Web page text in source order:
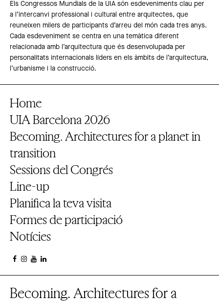
Els Congressos Mundials de la UIA són esdeveniments clau per
a l’intercanvi professional i cultural entre arquitectes, que
reuneixen milers de participants d’arreu del món cada tres anys.
Cada esdeveniment se centra en una temàtica diferent
relacionada amb l’arquitectura que és desenvolupada per
personalitats internacionals líders en els àmbits de l’arquitectura,
l’urbanisme i la construcció.
Home
UIA Barcelona 2026
Becoming. Architectures for a planet in
transition
Sessions del Congrés
Line-up
Planifica la teva visita
Formes de participació
Notícies
Becoming. Architectures for a